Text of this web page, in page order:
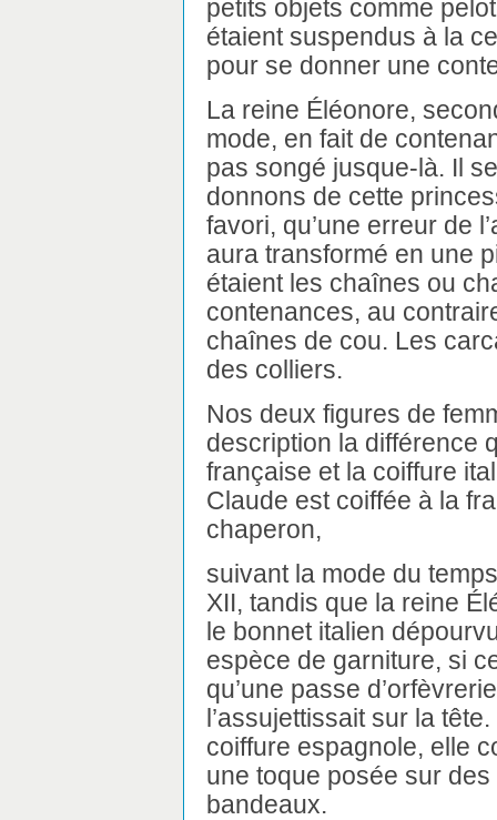
petits objets comme
étaient suspendus à la
pour se donner une
La reine Éléonore,
mode, en fait de
pas songé jusque-là. Il
donnons de cette
favori, qu’une erreur de
aura transformé en une
étaient les chaînes ou
contenances, au
chaînes de cou. Les
des colliers.
Nos deux figures de
description la différence
française et la coiffure
Claude est coiffée à la
chaperon,
suivant la mode du
XII, tandis que la reine
le bonnet italien
espèce de garniture, si
qu’une passe d’orfèvrerie
l’assujettissait sur la
coiffure espagnole, elle
une toque posée sur
bandeaux.